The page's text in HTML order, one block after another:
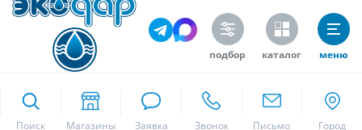
подбор каталог меню
Поиск